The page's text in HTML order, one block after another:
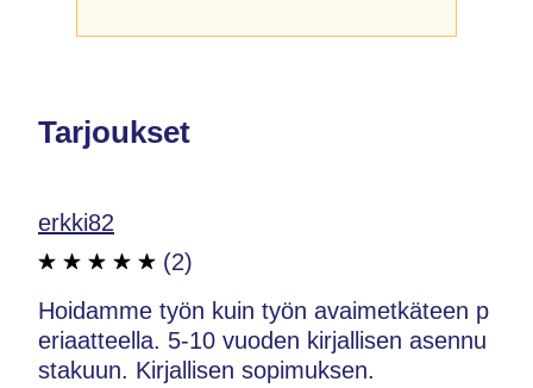
Tarjoukset
erkki82
(2)
Hoidamme työn kuin työn avaimetkäteen p
eriaatteella. 5-10 vuoden kirjallisen asennu
stakuun. Kirjallisen sopimuksen.